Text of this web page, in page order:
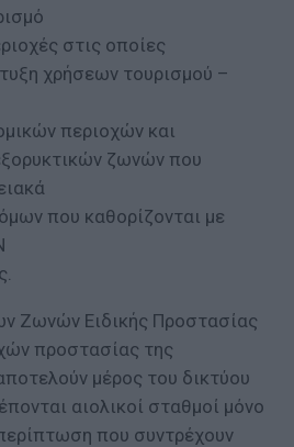
στις οποίες
χρήσεων τουρισμού –
περιοχών και
ζωνών που
που καθορίζονται με
Ζωνών Ειδικής Προστασίας
προστασίας της
μέρος του δικτύου
αιολικοί σταθμοί μόνο
που συντρέχουν